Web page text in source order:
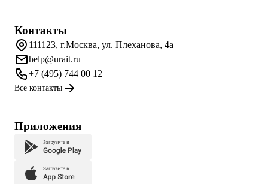
Контакты
111123, г.Москва, ул. Плеханова, 4а
help@urait.ru
+7 (495) 744 00 12
Все контакты
Приложения